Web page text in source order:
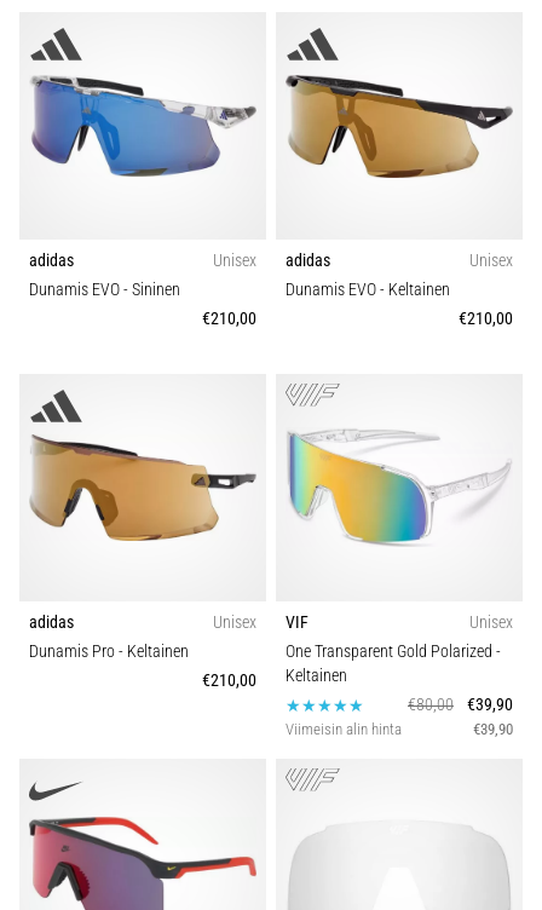
adidas
Unisex
Dunamis EVO- Sininen
€210,00
adidas
Unisex
Dunamis EVO- Keltainen
€210,00
adidas
Unisex
Dunamis Pro- Keltainen
€210,00
VIF
Unisex
One Transparent Gold Polarized -
Keltainen
€80,00
€39,90
Viimeisin alin hinta €39,90